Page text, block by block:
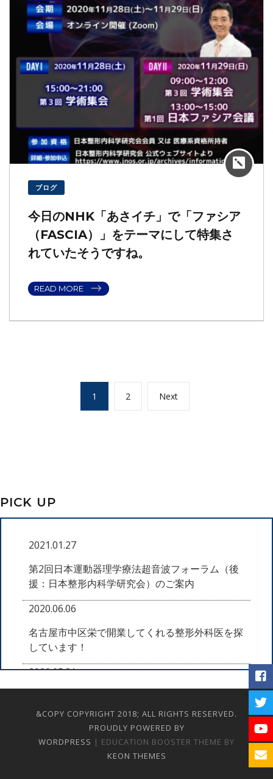
ブログ
今日のNHK「あさイチ」で「ファシア
（FASCIA）」をテーマにして特集さ
れていたそうですね。
READ MORE
送
り
Page
1 Page
2 NextNext
page
PICK UP
2021.01.27
第2回日本運動器理学療法超音波フォーラム（後
援：日本整形内科学研究会）のご案内
2020.06.06
名古屋市中区栄で開業してくれる整形外科医を探
しています！
2020.05.31
所」を始めます。
私の治療院を探して来る患者様について
&COPY COPYRIGHT 2018; ALL RIGHTS RESERVED.
PROUDLY POWERED BY
WORDPRESS | EDUCATION BOOSTER THEME BY
KEON THEMES